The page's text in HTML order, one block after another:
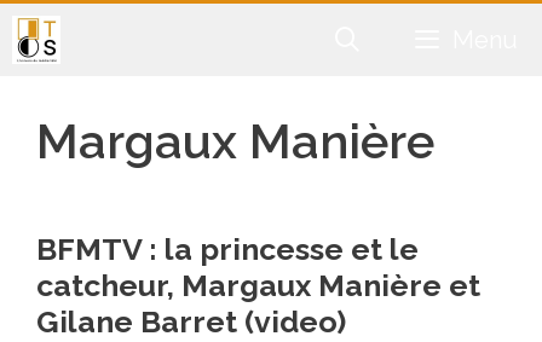
Aller
au
Margaux Manière
BFMTV : la princesse et le
catcheur, Margaux Manière et
Gilane Barret (video)